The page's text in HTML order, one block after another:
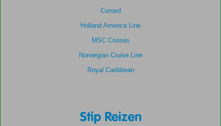
Cunard
Holland America Line
MSC Cruises
Norwegian Cruise Line
Royal Caribbean
Stip Reizen